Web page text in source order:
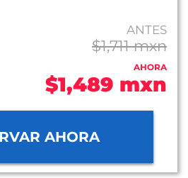
ANTES
$1,711 mxn
AHORA
$1,489 mxn
AHORA